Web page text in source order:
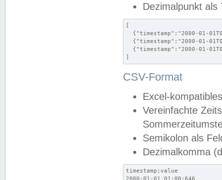
Dezimalpunkt als
[
{"timestamp":"2000-01-
{"timestamp":"2000-01-
{"timestamp":"2000-01-
]
CSV-Format
Excel-
Vereinfachte
Semikolon als
Dezimalkomma
timestamp;value
2000-01-01 01:00;646